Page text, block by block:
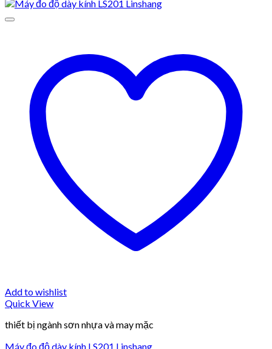
Add to wishlist
Quick View
thiết bị ngành sơn nhựa và may mặc
Máy đo độ dày kính LS201 Linshang